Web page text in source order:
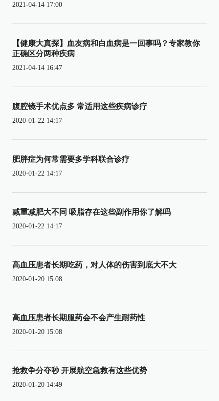
2021-04-14 17:00
【健康大真探】血友病和白血病是一回事吗？专家教你
正确区分两种疾病
2021-04-14 16:47
腹腔镜手术优点多 常适用这些疾病诊疗
2020-01-22 14:17
肥胖症为何常需要多学科联合诊疗
2020-01-22 14:17
减重减肥大不同 吸脂存在这些副作用你了解吗
2020-01-22 14:17
高血压患者长期吃药，对人体的伤害到底大不大
2020-01-20 15:08
高血压患者长期服药会不会产生耐药性
2020-01-20 15:08
抢救争分夺秒 开展航空急救有这些优势
2020-01-20 14:49